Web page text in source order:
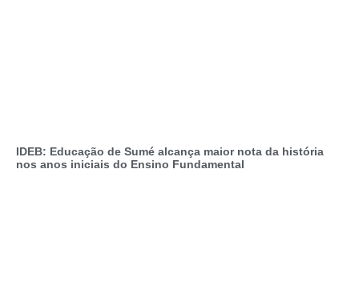
IDEB: Educação de Sumé alcança maior nota da história
nos anos iniciais do Ensino Fundamental